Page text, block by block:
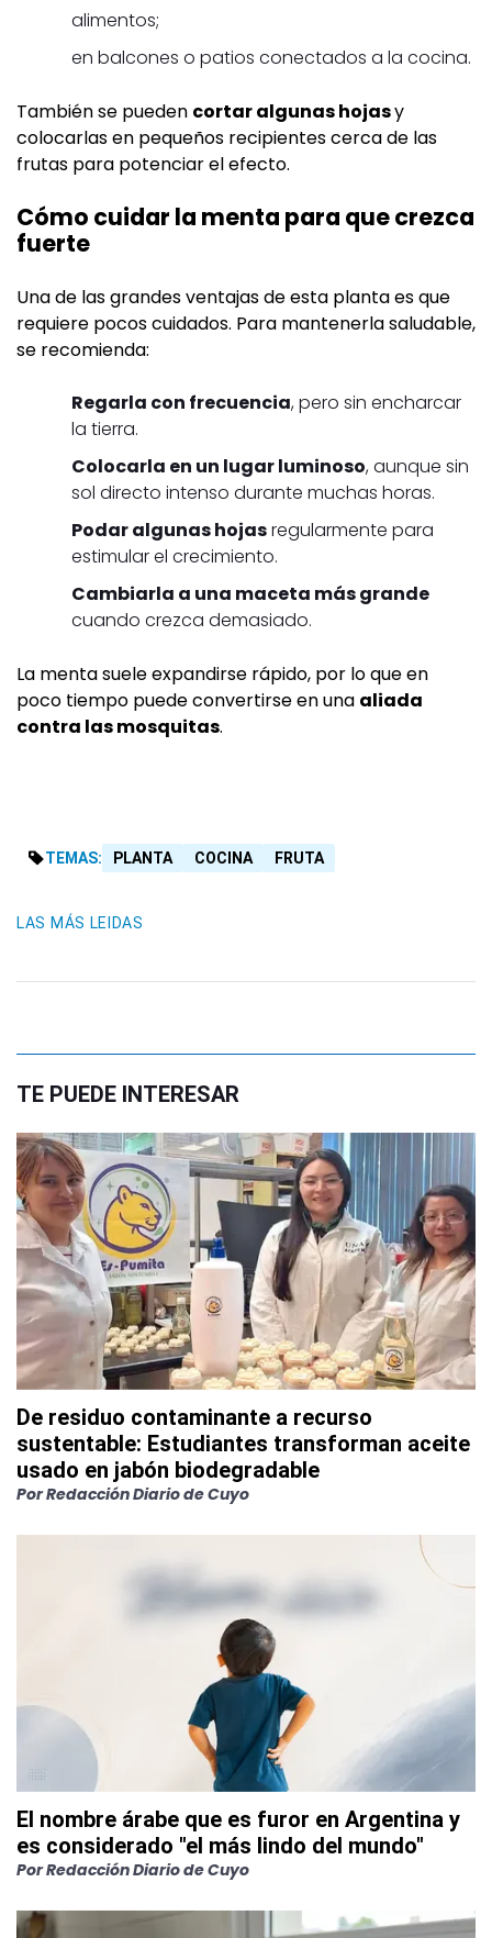
alimentos;
en balcones o patios conectados a la cocina.
También se pueden cortar algunas hojasy
colocarlas en pequeños recipientes cerca de las
frutas para potenciar el efecto.
Cómo cuidar la menta para que crezca
fuerte
Una de las grandes ventajas de esta planta es que
requiere pocos cuidados. Para mantenerla saludable,
se recomienda:
Regarla con frecuencia, pero sin encharcar
la tierra.
Colocarla en un lugar luminoso, aunque sin
sol directo intenso durante muchas horas.
Podar algunas hojasregularmente para
estimular el crecimiento.
Cambiarla a una maceta más grande
cuando crezca demasiado.
La menta suele expandirse rápido, por lo que en
poco tiempo puede convertirse en una aliada
contra las mosquitas.
TEMAS: PLANTA COCINA FRUTA
LAS MÁS LEIDAS
TE PUEDE INTERESAR
De residuo contaminante a recurso
sustentable: Estudiantes transforman aceite
usado en jabón biodegradable
PorRedacción Diario de Cuyo
El nombre árabe que es furor en Argentina y
es considerado "el más lindo del mundo"
PorRedacción Diario de Cuyo